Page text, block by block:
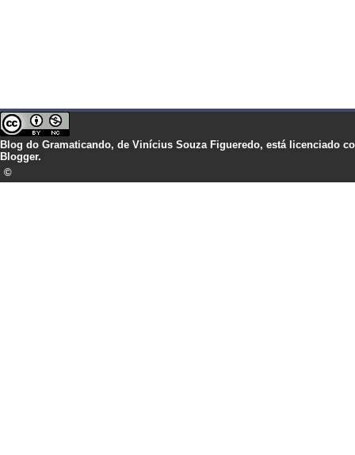
Blog do Gramaticando, de Vinícius Souza Figueredo, está licenciado
Blogger.
©